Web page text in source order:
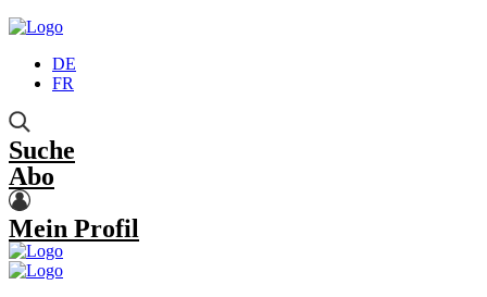
DE
FR
Suche
Abo
Mein Profil